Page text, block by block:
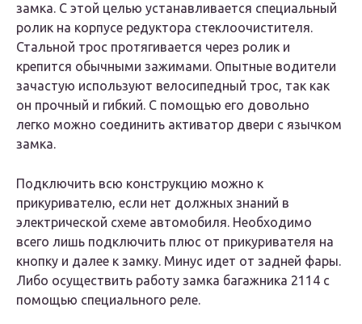
замка. С этой целью устанавливается специальный
ролик на корпусе редуктора стеклоочистителя.
Стальной трос протягивается через ролик и
крепится обычными зажимами. Опытные водители
зачастую используют велосипедный трос, так как
он прочный и гибкий. С помощью его довольно
легко можно соединить активатор двери с язычком
замка.
Подключить всю конструкцию можно к
прикуривателю, если нет должных знаний в
электрической схеме автомобиля. Необходимо
всего лишь подключить плюс от прикуривателя на
кнопку и далее к замку. Минус идет от задней фары.
Либо осуществить работу замка багажника 2114 с
помощью специального реле.